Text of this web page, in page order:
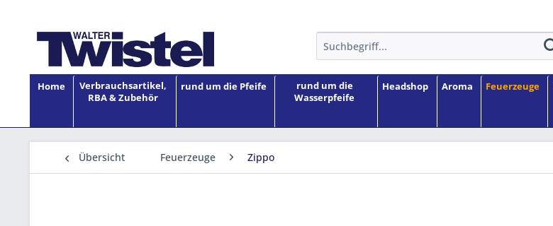
Home
Verbrauchsartikel,
RBA & Zubehör
rund um die Pfeife
rund um die
Wasserpfeife
Headshop Aroma Feuerzeuge
Übersicht Feuerzeuge Zippo